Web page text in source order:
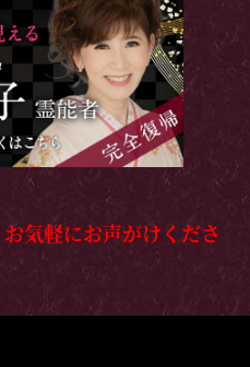
気軽にお声がけくださ